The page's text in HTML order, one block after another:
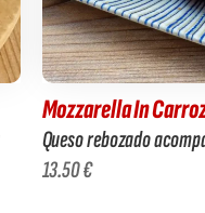
Mozzarella In
Queso rebozado
13.50 €